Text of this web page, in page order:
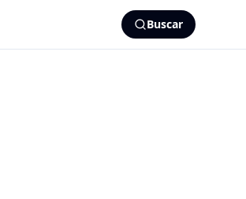
Buscar